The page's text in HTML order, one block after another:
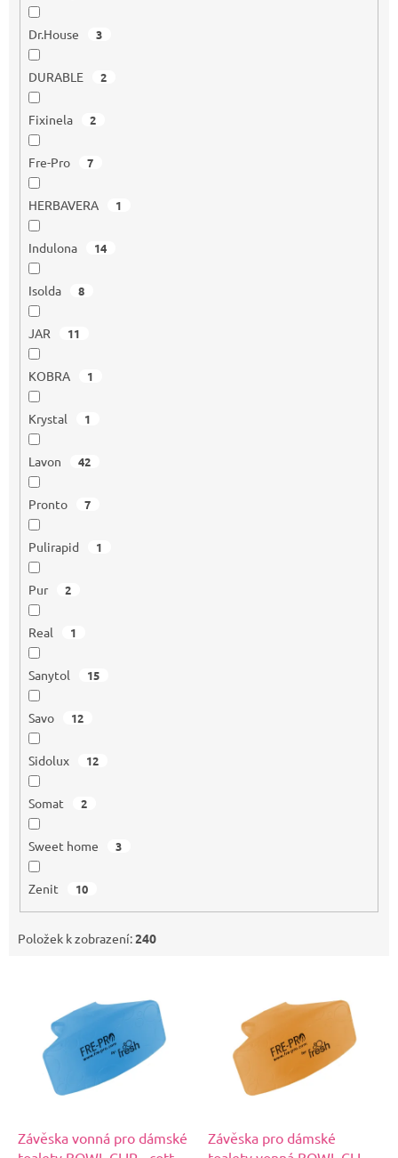
Dr.House 3
DURABLE 2
Fixinela 2
Fre-Pro 7
HERBAVERA 1
Indulona 14
Isolda 8
JAR 11
KOBRA 1
Krystal 1
Lavon 42
Pronto 7
Pulirapid 1
Pur 2
Real 1
Sanytol 15
Savo 12
Sidolux 12
Somat 2
Sweet home 3
Zenit 10
Položek k zobrazení:240
dZávěska vonná pro dámské
Závěska pro dámské